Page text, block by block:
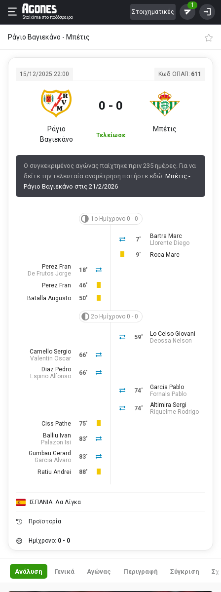
Stoixima στο ποδόσφαιρο
Στοιχηματικές
1
Ράγιο Βαγιεκάνο - Μπέτις
15/12/2025 22:00 Κωδ ΟΠΑΠ: 611
Ράγιο
Βαγιεκάνο
0 - 0
Τελείωσε
Μπέτις
Ο συγκεκριμένος αγώνας παίχτηκε πριν 235 ημέρες. Για να
δείτε την τελευταία αναμέτρηση πατήστε εδώ: Μπέτις -
Ράγιο Βαγιεκάνο στις 21/2/2026
1ο Ημίχρονο 0 - 0
7'
Bartra Marc
Llorente Diego
9'
Roca Marc
18'
Perez Fran
De Frutos Jorge
46'
Perez Fran
50'
Batalla Augusto
2ο Ημίχρονο 0 - 0
59'
Lo Celso Giovani
Deossa Nelson
66'
Camello Sergio
Valentin Oscar
66'
Diaz Pedro
Espino Alfonso
74'
Garcia Pablo
Fornals Pablo
74'
Altimira Sergi
Riquelme Rodrigo
75'
Ciss Pathe
83'
Balliu Ivan
Palazon Isi
83'
Gumbau Gerard
Garcia Alvaro
88'
Ratiu Andrei
ΙΣΠΑΝΙΑ: Λα Λίγκα
Προϊστορία
Ημίχρονο: 0 - 0
Ανάλυση Γενικά Αγώνας Περιγραφή Σύγκριση